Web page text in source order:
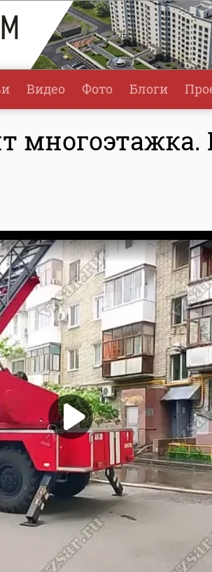
Видео Фото Блоги
многоэтажка.